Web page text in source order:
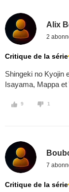
Alix
2
Critique de la série
Shingeki no Kyojin
Isayama, Mappa
9 1
7
Critique de la série